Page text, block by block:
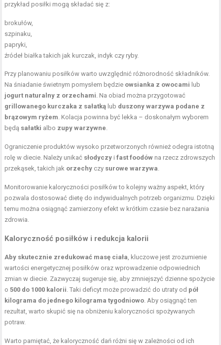
przykład posiłki mogą składać się z:
brokułów,
szpinaku,
papryki,
źródeł białka takich jak kurczak, indyk czy ryby.
Przy planowaniu posiłków warto uwzględnić różnorodność składników.
Na śniadanie świetnym pomysłem będzie owsianka z owocami lub
jogurt naturalny z orzechami. Na obiad można przygotować
grillowanego kurczaka z sałatką lub duszony warzywa podane z
brązowym ryżem. Kolacja powinna być lekka – doskonałym wyborem
będą sałatki albo zupy warzywne.
Ograniczenie produktów wysoko przetworzonych również odegra istotną
rolę w diecie. Należy unikać słodyczy ifast foodów na rzecz zdrowszych
przekąsek, takich jak orzechy czy surowe warzywa.
Monitorowanie kaloryczności posiłków to kolejny ważny aspekt, który
pozwala dostosować dietę do indywidualnych potrzeb organizmu. Dzięki
temu można osiągnąć zamierzony efekt w krótkim czasie bez narażania
zdrowia.
Kaloryczność posiłków i redukcja kalorii
Aby skutecznie zredukować masę ciała, kluczowe jest zrozumienie
wartości energetycznej posiłków oraz wprowadzenie odpowiednich
zmian w diecie. Zazwyczaj sugeruje się, aby zmniejszyć dzienne spożycie
o500 do 1000 kalorii. Taki deficyt może prowadzić do utraty od pół
kilograma do jednego kilograma tygodniowo. Aby osiągnąć ten
rezultat, warto skupić się na obniżeniu kaloryczności spożywanych
potraw.
Warto pamiętać, że kaloryczność dań różni się w zależności od ich